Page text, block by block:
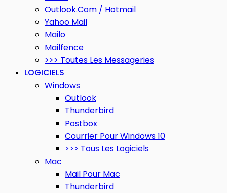
Outlook.com / Hotmail
Yahoo Mail
Mailo
Mailfence
>>> Toutes Les Messageries
LOGICIELS
Windows
Outlook
Thunderbird
Postbox
Courrier Pour Windows 10
>>> Tous Les Logiciels
Mac
Mail Pour Mac
Thunderbird